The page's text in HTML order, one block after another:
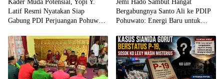
Kader Muda Potensial, Yopi Y.
Latif Resmi Nyatakan Siap
Gabung PDI Perjuangan Pohuwato
Jemi Hado Sambut Hangat
Bergabungnya Santo Ali ke PDIP
Pohuwato: Energi Baru untuk